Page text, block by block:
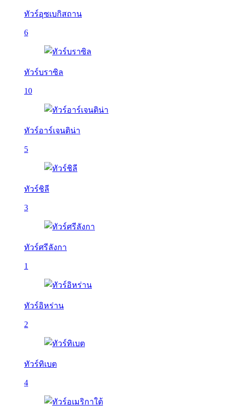
ทัวร์อุซเบกิสถาน
6
ทัวร์บราซิล
10
ทัวร์อาร์เจนติน่า
5
ทัวร์ชิลี
3
ทัวร์ศรีลังกา
1
ทัวร์อิหร่าน
2
ทัวร์ทิเบต
4